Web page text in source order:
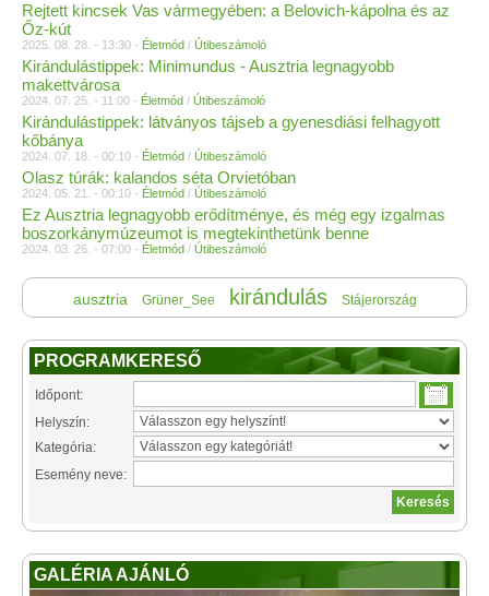
Rejtett kincsek Vas vármegyében: a Belovich-kápolna és az
Őz-kút
2025. 08. 28. - 13:30 - Életmód / Útibeszámoló
Kirándulástippek: Minimundus - Ausztria legnagyobb
makettvárosa
2024. 07. 25. - 11:00 - Életmód / Útibeszámoló
Kirándulástippek: látványos tájseb a gyenesdiási felhagyott
kőbánya
2024. 07. 18. - 00:10 - Életmód / Útibeszámoló
Olasz túrák: kalandos séta Orvietóban
2024. 05. 21. - 00:10 - Életmód / Útibeszámoló
Ez Ausztria legnagyobb erődítménye, és még egy izgalmas
boszorkánymúzeumot is megtekinthetünk benne
2024. 03. 26. - 07:00 - Életmód / Útibeszámoló
ausztria Grüner_See kirándulás Stájerország
PROGRAMKERESŐ
Időpont:
Helyszín:
Kategória:
Esemény neve:
GALÉRIA AJÁNLÓ